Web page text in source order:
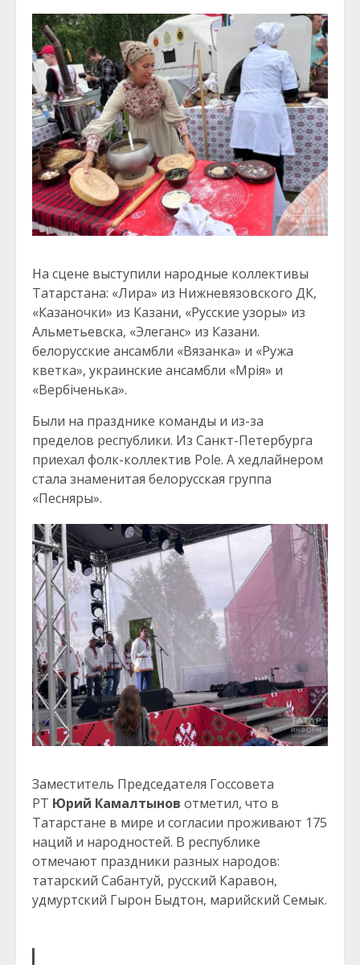
На сцене выступили народные коллективы
Татарстана: «Лира» из Нижневязовского ДК,
«Казаночки» из Казани, «Русские узоры» из
Альметьевска, «Элеганс» из Казани.
белорусские ансамбли «Вязанка» и «Ружа
кветка», украинские ансамбли «Мрія» и
«Вербіченька».
Были на празднике команды и из-за
пределов республики. Из Санкт-Петербурга
приехал фолк-коллектив Pole. А хедлайнером
стала знаменитая белорусская группа
«Песняры».
Заместитель Председателя Госсовета
РТ Юрий Камалтынов отметил, что в
Татарстане в мире и согласии проживают 175
наций и народностей. В республике
отмечают праздники разных народов:
татарский Сабантуй, русский Каравон,
удмуртский Гырон Быдтон, марийский Семык.